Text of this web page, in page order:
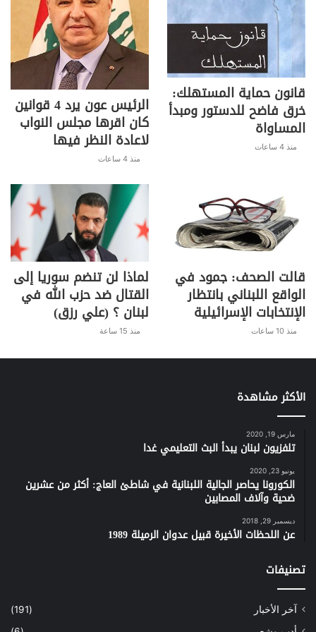
ليصبح الحديث عن إقامة العدالة
والديمقراطية أمراً منطقياً، فالخبز أولاً ثم
تأت الأخلاق والتفلسف والعمل الفكري.
F
a
c
b
o
o
k
T
w
itt
W
h
at
A
p
el
e
a
m
Pr
C
o
p
y
Li
n
k
S
h
ar
e
عاجل
قانون حماية المستهلك:
خرق فاضح للدستور ومبدأ
المساواة
منذ 4 ساعات
الرئيس عون يرد 4 قوانين
كان اقرها مجلس النواب
لاعادة النظر فيها
منذ 4 ساعات
قالت الصحف: جمود في
الواقع اللبناني بانتظار
الإنتخابات الإسرائيلية
منذ 10 ساعات
لماذا لن تنضم سوريا إلى
القتال ضد حزب الله في
لبنان ؟ (علي رزق)
منذ 15 ساعة
الأكثر مشاهدة
مارس 19, 2020
تلفزيون لبنان يبدأ البث التعليمي غدا
يونيو 23, 2020
الكورونا يحاصر الجالية اللبنانية في شاطئ العاج: أكثر من عشرين
ضحية وآلاف المصابين
ديسمبر 29, 2018
عن اللحظات الأخيرة قبيل عدوان الرميلة 1989
تصنيفات
آخر الأخبار
(191)